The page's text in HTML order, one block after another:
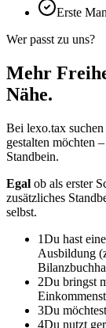
Erste
Wer passt zu uns?
Mehr
Nähe.
Bei lexo.tax
gestalten möchten
Standbein.
Egal ob als erster
zusätzliches
selbst.
1Du hast
Ausbildung
2Du bringst
3Du
4Du nutzt